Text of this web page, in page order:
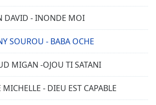
DAVID - INONDE MOI
SOUROU - BABA OCHE
MIGAN -OJOU TI SATANI
MICHELLE - DIEU EST CAPABLE